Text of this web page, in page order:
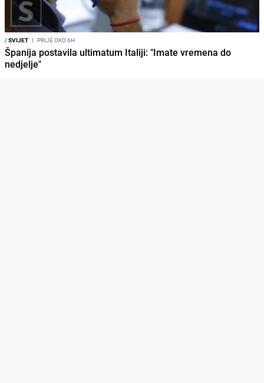
/SVIJET I PRIJE OKO 6H
Španija postavila ultimatum Italiji: "Imate vremena do
nedjelje"